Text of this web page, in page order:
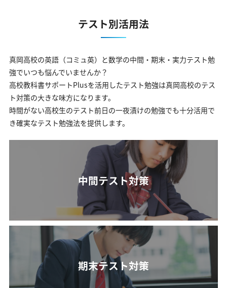
テスト別活用法
真岡高校の英語（コミュ英）と数学の中間・期末・実力テスト勉
強でいつも悩んでいませんか？
高校教科書サポートPlusを活用したテスト勉強は真岡高校のテス
ト対策の大きな味方になります。
時間がない高校生のテスト前日の一夜漬けの勉強でも十分活用で
き確実なテスト勉強法を提供します。
中間テスト対策
期末テスト対策